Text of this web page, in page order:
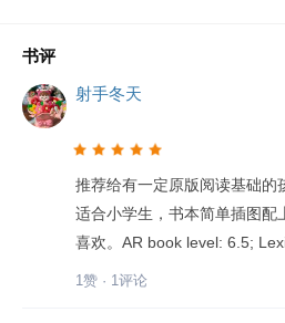
书评
射手冬天
推荐给有一定原版阅读基础的
适合小学生，书本简单插图配
喜欢。AR book level: 6.5;
1赞 · 1评论